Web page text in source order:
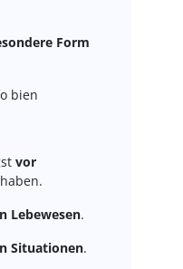
Form
bien
vor
Lebewesen.
Situationen.